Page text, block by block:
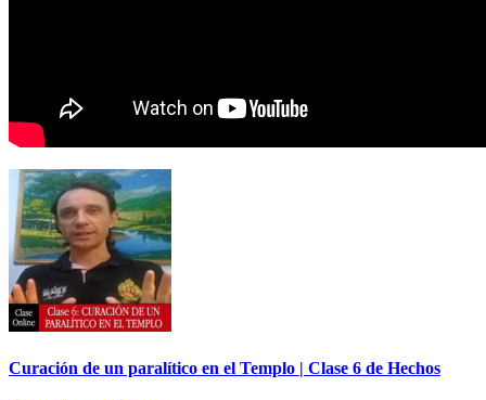
Curación de un paralítico en el Templo | Clase 6 de Hechos